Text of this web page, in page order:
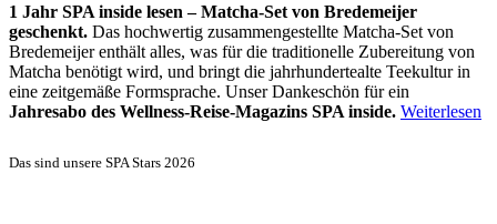
1 Jahr SPA inside lesen – Matcha-Set von Bredemeijer
geschenkt. Das hochwertig zusammengestellte Matcha-Set von
Bredemeijer enthält alles, was für die traditionelle Zubereitung von
Matcha benötigt wird, und bringt die jahrhundertealte Teekultur in
eine zeitgemäße Formsprache. Unser Dankeschön für ein
Jahresabo des Wellness-Reise-Magazins SPA inside. Weiterlesen
Das sind unsere SPA Stars 2026